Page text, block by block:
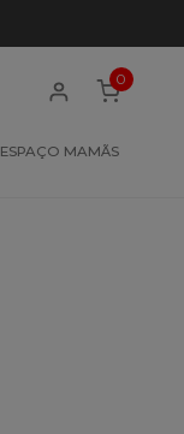
ESPAÇO MAMÃS
0